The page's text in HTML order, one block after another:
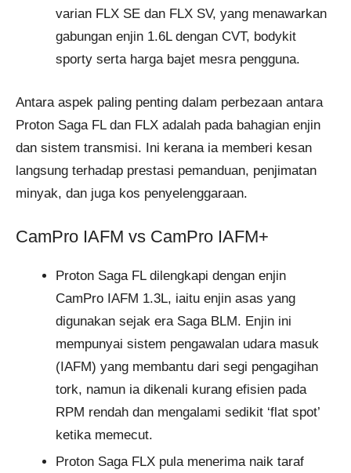
varian FLX SE dan FLX SV, yang menawarkan
gabungan enjin 1.6L dengan CVT, bodykit
sporty serta harga bajet mesra pengguna.
Antara aspek paling penting dalam perbezaan antara
Proton Saga FL dan FLX adalah pada bahagian enjin
dan sistem transmisi. Ini kerana ia memberi kesan
langsung terhadap prestasi pemanduan, penjimatan
minyak, dan juga kos penyelenggaraan.
CamPro IAFM vs CamPro IAFM+
Proton Saga FL dilengkapi dengan enjin
CamPro IAFM 1.3L, iaitu enjin asas yang
digunakan sejak era Saga BLM. Enjin ini
mempunyai sistem pengawalan udara masuk
(IAFM) yang membantu dari segi pengagihan
tork, namun ia dikenali kurang efisien pada
RPM rendah dan mengalami sedikit ‘flat spot’
ketika memecut.
Proton Saga FLX pula menerima naik taraf